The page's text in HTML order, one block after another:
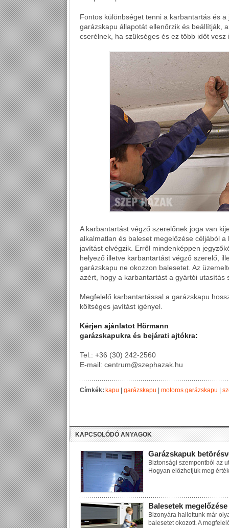
Fontos különbséget tenni a karbantartás és
garázskapu állapotát ellenőrzik és beállítják,
cserélnek, ha szükséges és ez több időt
A karbantartást végző szerelőnek joga van
alkalmatlan és baleset megelőzése céljából
javítást elvégzik. Erről mindenképpen
helyező illetve karbantartást végző szerelő,
garázskapu ne okozzon balesetet. Az
azért, hogy a karbantartást a gyártói utasítás
Megfelelő karbantartással a garázskapu
költséges javítást igényel.
Kérjen ajánlatot Hörmann
garázskapukra és bejárati ajtókra:
Tel.: +36 (30) 242-2560
E-mail: centrum@szephazak.hu
Címkék: kapu garázskapu motoros garázskapu
KAPCSOLÓDÓ ANYAGOK
Garázskapuk
Biztonsági szempontból az
Hogyan előzhetjük meg
Balesetek
Bizonyára hallottunk már
balesetet okozott. A